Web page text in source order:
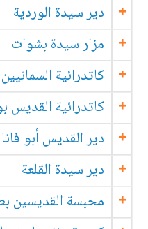
دير سيدة الوردية
مزار سيدة بشوات
كاتدرائية السمائيين
كاتدرائية القديس
دير القديس أبو فانا
دير سيدة القلعة
محبسة القديسين